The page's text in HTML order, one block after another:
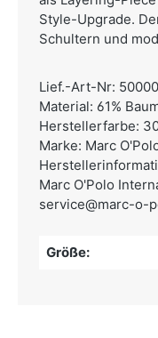
Style-Upgrade.
Schultern und
Lief.-Art-Nr:
Material: 61%
Herstellerfarbe:
Marke: Marc
Marc O'Polo
service@marc-o-
Größe: